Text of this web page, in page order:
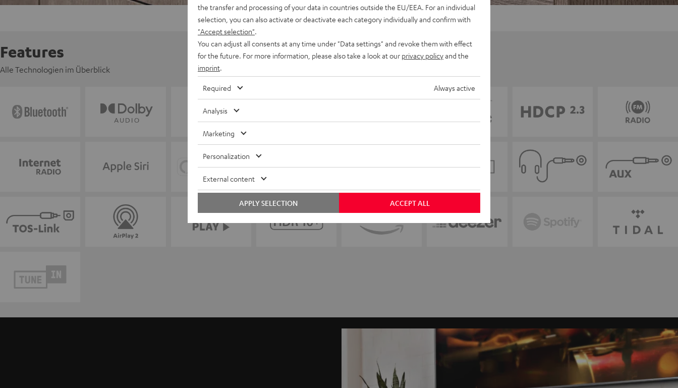
Features
Alle Technologien im Überblick
the transfer and processing of your data in countries outside the EU/EEA. For an individual
selection, you can also activate or deactivate each category individually and confirm with
"Accept selection"
You can adjust all consents at any time under "Data settings" and revoke them with effect
for the future. For more information, please also take a look at our privacy policyand the
imprint
Required Always active
Analysis
Marketing
Personalization
External content
ACCEPT ALL
APPLY SELECTION